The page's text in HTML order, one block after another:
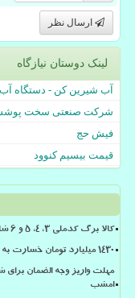
ارسال نظر
لینک دوستان نیازگاه
آب شیرین کن - دستگاه
شرکت صنعتی سخت
فیش حج
قیمت بیسیم کنوود
کالا برگ کدملی 3، 4، 5 و 6 شارژ شد
۱۴۳۰ میلیارد تومان خسارت به مالکان خودرو های لطمه دیده جنگ پرداخت گردید
امشب